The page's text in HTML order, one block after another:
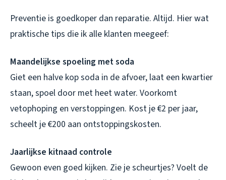
Preventie is goedkoper dan reparatie. Altijd. Hier wat
praktische tips die ik alle klanten meegeef:
Maandelijkse spoeling met soda
Giet een halve kop soda in de afvoer, laat een kwartier
staan, spoel door met heet water. Voorkomt
vetophoping en verstoppingen. Kost je €2 per jaar,
scheelt je €200 aan ontstoppingskosten.
Jaarlijkse kitnaad controle
Gewoon even goed kijken. Zie je scheurtjes? Voelt de